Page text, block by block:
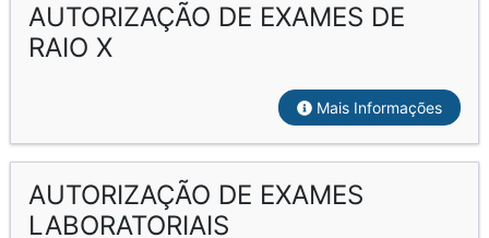
AUTORIZAÇÃO DE EXAMES DE
RAIO X
Mais Informações
AUTORIZAÇÃO DE EXAMES
LABORATORIAIS